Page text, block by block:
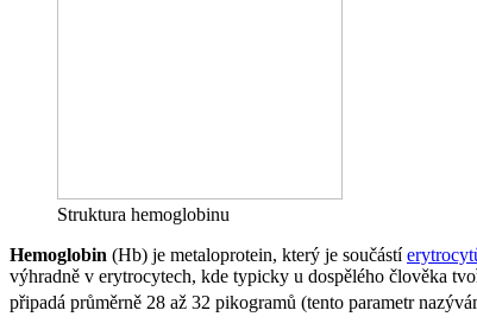
Struktura hemoglobinu
Hemoglobin (Hb) je metaloprotein, který je součástí
výhradně v erytrocytech, kde typicky u dospělého člověka
připadá průměrně 28 až 32 pikogramů (tento parametr